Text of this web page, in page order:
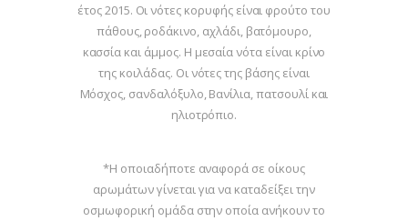
έτος 2015. Οι νότες κορυφής είναι φρούτο του
πάθους, ροδάκινο, αχλάδι, βατόμουρο,
κασσία και άμμος. H μεσαία νότα είναι κρίνο
της κοιλάδας. Oι νότες της βάσης είναι
Μόσχος, σανδαλόξυλο, Βανίλια, πατσουλί και
ηλιοτρόπιο.
*Η οποιαδήποτε αναφορά σε οίκους
αρωμάτων γίνεται για να καταδείξει την
οσμωφορική ομάδα στην οποία ανήκουν τo